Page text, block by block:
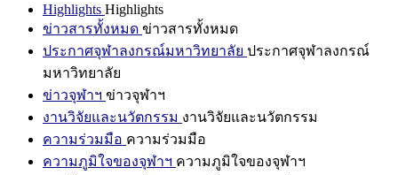
Highlights Highlights
ข่าวสารทั้งหมด ข่าวสารทั้งหมด
ประกาศจุฬาลงกรณ์มหาวิทยาลัย ประกาศจุฬาลงกรณ์
มหาวิทยาลัย
ข่าวจุฬาฯ ข่าวจุฬาฯ
งานวิจัยและนวัตกรรม งานวิจัยและนวัตกรรม
ความร่วมมือ ความร่วมมือ
ความภูมิใจของจุฬาฯ ความภูมิใจของจุฬาฯ